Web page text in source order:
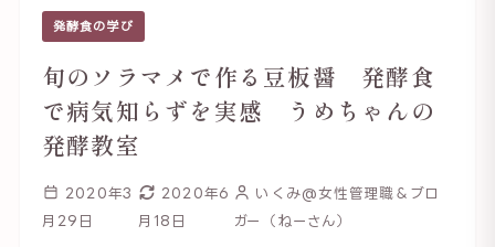
発酵食の学び
旬のソラマメで作る豆板醤 発酵食
で病気知らずを実感 うめちゃんの
発酵教室
2020年3
月29日
2020年6
月18日
いくみ@女性管理職＆ブロ
ガー（ねーさん）